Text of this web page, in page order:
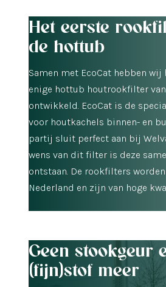
Het eerste
de hottub
Samen met EcoCat hebben wij
enige hottub houtrookfilter van
ontwikkeld. EcoCat is de
voor houtkachels binnen- en
partij sluit perfect aan bij
wens van dit filter is deze
ontstaan. De rookfilters
Nederland en zijn van hoge
Geen stookgeur
(fijn)stof meer